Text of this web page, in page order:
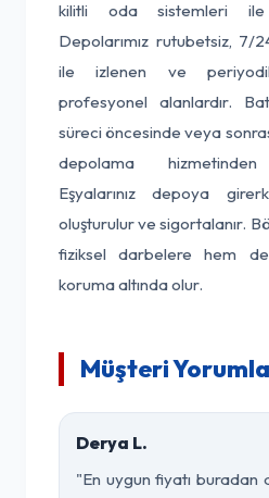
kilitli oda sistemleri ile
Depolarımız rutubetsiz, 7/
ile izlenen ve
profesyonel alanlardır.
süreci öncesinde veya
depolama hizmetinden
Eşyalarınız depoya
oluşturulur ve sigortalanır.
fiziksel darbelere hem de
koruma altında olur.
Müşteri
Derya L.
"En uygun fiyatı buradan